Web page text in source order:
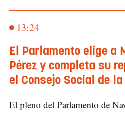
13:24
El Parlamento elige a
Pérez y completa su
el Consejo Social de la
El pleno del Parlamento de